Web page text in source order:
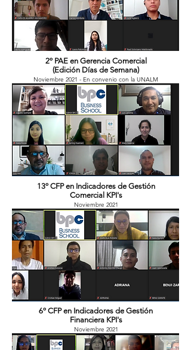
2º PAE en Gerencia Comercial
(Edición Días de Semana)
Noviembre 2021 - En convenio con la UNALM
13º CFP en Indicadores de Gestión
Comercial KPI's
Noviembre 2021
6º CFP en Indicadores de Gestión
Financiera KPI's
Noviembre 2021